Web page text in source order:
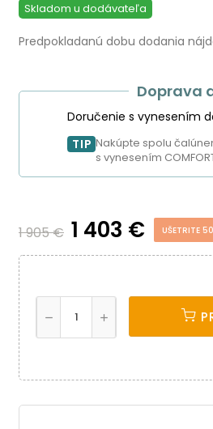
Skladom u dodávateľa
Predpokladanú dobu dodania
Doprava
Doručenie s vynesením
TIP Nakúpte spolu
s vynesením
1 905 € 1 403 € UŠETRITE